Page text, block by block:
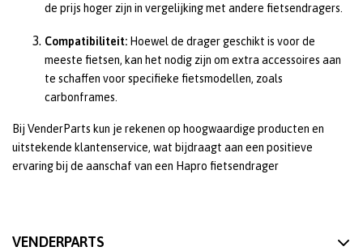
de prijs hoger zijn in vergelijking met andere fietsendragers.
Compatibiliteit: Hoewel de drager geschikt is voor de
meeste fietsen, kan het nodig zijn om extra accessoires aan
te schaffen voor specifieke fietsmodellen, zoals
carbonframes.
Bij VenderParts kun je rekenen op hoogwaardige producten en
uitstekende klantenservice, wat bijdraagt aan een positieve
ervaring bij de aanschaf van een Hapro fietsendrager
VENDERPARTS